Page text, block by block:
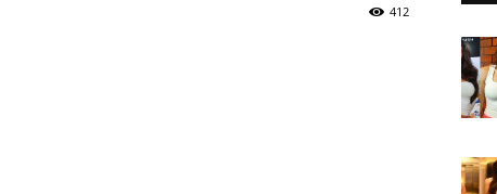
412